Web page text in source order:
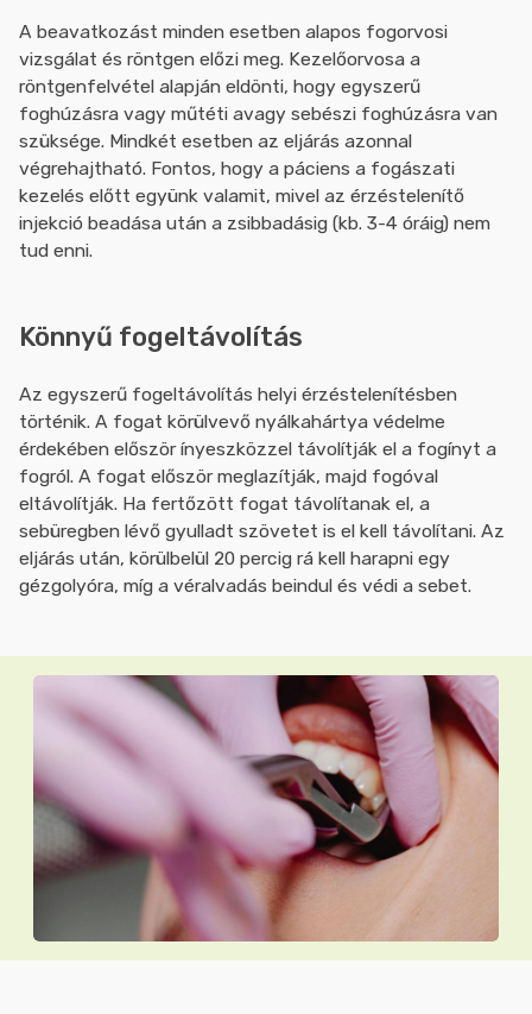
A beavatkozást minden esetben alapos fogorvosi
vizsgálat és röntgen előzi meg. Kezelőorvosa a
röntgenfelvétel alapján eldönti, hogy egyszerű
foghúzásra vagy műtéti avagy sebészi foghúzásra van
szüksége. Mindkét esetben az eljárás azonnal
végrehajtható. Fontos, hogy a páciens a fogászati
kezelés előtt együnk valamit, mivel az érzéstelenítő
injekció beadása után a zsibbadásig (kb. 3-4 óráig) nem
tud enni.
Könnyű fogeltávolítás
Az egyszerű fogeltávolítás helyi érzéstelenítésben
történik. A fogat körülvevő nyálkahártya védelme
érdekében először ínyeszközzel távolítják el a fogínyt a
fogról. A fogat először meglazítják, majd fogóval
eltávolítják. Ha fertőzött fogat távolítanak el, a
sebüregben lévő gyulladt szövetet is el kell távolítani. Az
eljárás után, körülbelül 20 percig rá kell harapni egy
gézgolyóra, míg a véralvadás beindul és védi a sebet.